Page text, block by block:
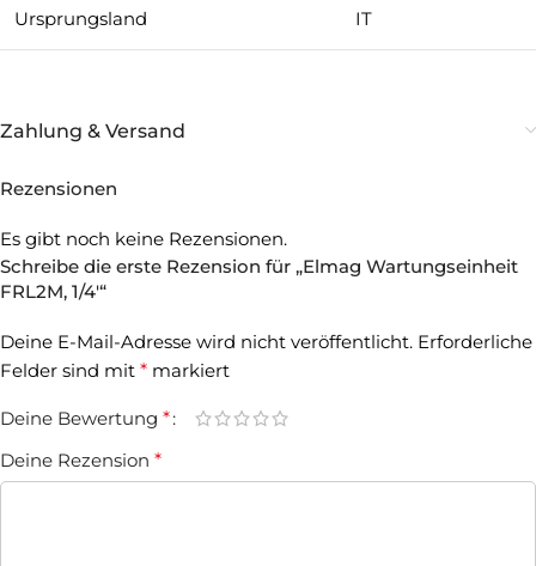
Ursprungsland IT
Zahlung & Versand
Rezensionen
Es gibt noch keine Rezensionen.
Schreibe die erste Rezension für „Elmag Wartungseinheit
FRL2M, 1/4′“
Deine E-Mail-Adresse wird nicht veröffentlicht. Erforderliche
Felder sind mit * markiert
Deine Bewertung *
Deine Rezension *